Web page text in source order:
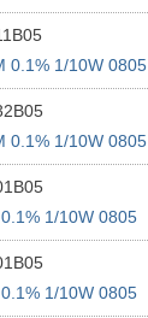
0.1% 1/10W 0805
0.1% 1/10W 0805
1/10W 0805
1/10W 0805